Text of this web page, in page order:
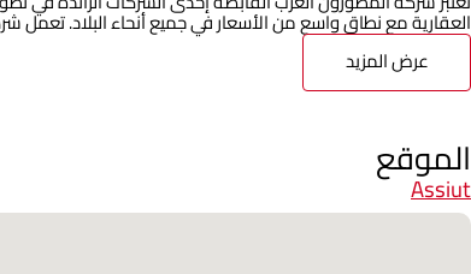
العقارية مع نطاق واسع من الأسعار في جميع أنحاء البلاد. تعمل
عرض المزيد
الموقع
Assiut